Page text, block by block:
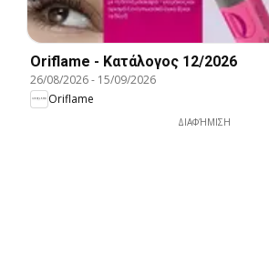
Oriflame - Kατάλογος 12/2026
26/08/2026- 15/09/2026
Oriflame
ΔΙΑΦΉΜΙΣΗ